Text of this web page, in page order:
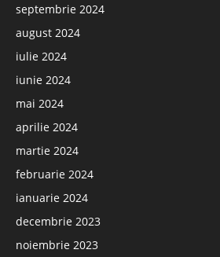
septembrie 2024
august 2024
iulie 2024
iunie 2024
mai 2024
aprilie 2024
martie 2024
februarie 2024
ianuarie 2024
decembrie 2023
noiembrie 2023